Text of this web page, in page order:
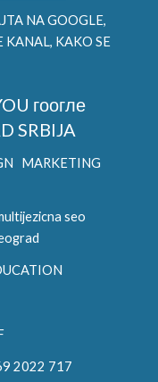
NA GOOGLE,
KAKO SE
гоогле
SRBIJA
MARKETING
seo
2022 717